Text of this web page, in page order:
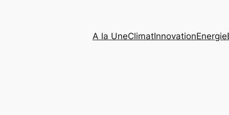
A la UneClimatInnovationEnergie